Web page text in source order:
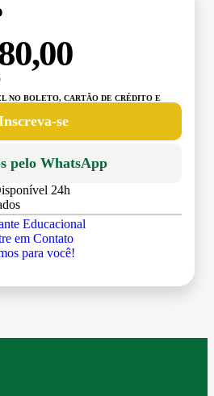
NO BOLETO, CARTÃO DE CRÉDITO E
se
pelo WhatsApp
24h
Educacional
em Contato
para você!